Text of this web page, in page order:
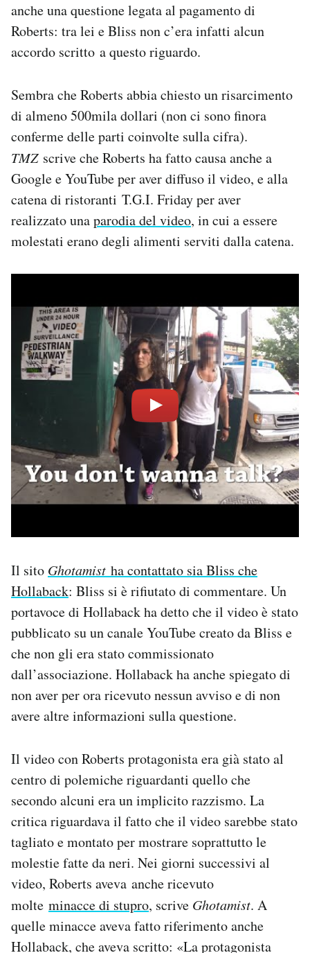
anche una questione legata al pagamento di
Roberts: tra lei e Bliss non c’era infatti alcun
accordo scritto a questo riguardo.
Sembra che Roberts abbia chiesto un risarcimento
di almeno 500mila dollari (non ci sono finora
conferme delle parti coinvolte sulla cifra).
TMZ scrive che Roberts ha fatto causa anche a
Google e YouTube per aver diffuso il video, e alla
catena di ristoranti T.G.I. Friday per aver
realizzato unaparodia del video, in cui a essere
molestati erano degli alimenti serviti dalla catena.
Il sito Ghotamist ha contattato sia Bliss che
Hollaback: Bliss si è rifiutato di commentare. Un
portavoce di Hollaback ha detto che il video è stato
pubblicato su un canale YouTube creato da Bliss e
che non gli era stato commissionato
dall’associazione. Hollaback ha anche spiegato di
non aver per ora ricevuto nessun avviso e di non
avere altre informazioni sulla questione.
Il video con Roberts protagonista era già stato al
centro di polemiche riguardanti quello che
secondo alcuni era un implicito razzismo. La
critica riguardava il fatto che il video sarebbe stato
tagliato e montato per mostrare soprattutto le
molestie fatte da neri. Nei giorni successivi al
video, Roberts aveva anche ricevuto
molte minacce di stupro, scrive Ghotamist. A
quelle minacce aveva fatto riferimento anche
Hollaback, che aveva scritto: «La protagonista